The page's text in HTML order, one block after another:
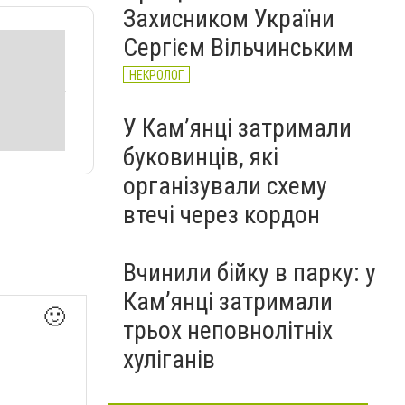
🙂
Захисником України
Сергієм Вільчинським
НЕКРОЛОГ
У Кам’янці затримали
буковинців, які
організували схему
втечі через кордон
Вчинили бійку в парку: у
Кам’янці затримали
трьох неповнолітніх
хуліганів